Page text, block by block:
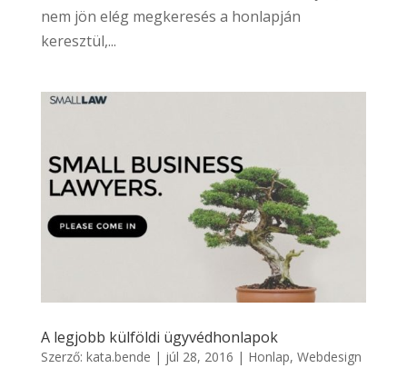
nem jön elég megkeresés a honlapján
keresztül,...
A legjobb külföldi ügyvédhonlapok
Szerző: kata.bende | júl 28, 2016 | Honlap, Webdesign